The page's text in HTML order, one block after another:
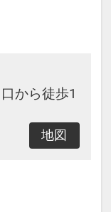
から徒歩1
地図